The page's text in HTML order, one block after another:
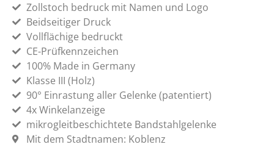
Zollstoch bedruck mit Namen und Logo
Beidseitiger Druck
Vollflächige bedruckt
CE-Prüfkennzeichen
100% Made in Germany
Klasse III (Holz)
90° Einrastung aller Gelenke (patentiert)
4x Winkelanzeige
mikrogleitbeschichtete Bandstahlgelenke
Mit dem Stadtnamen: Koblenz